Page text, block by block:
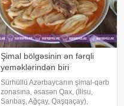
Şimal bölgəsinin ən fərqli
yeməklərindən biri
Sürhüllü Azərbaycanın şimal-qərb
zonasına, əsasən Qax, (İlisu,
Sarıbaş, Ağçay, Qaşqaçay),